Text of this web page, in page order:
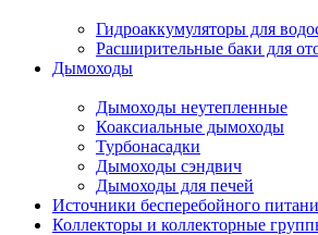
Гидроаккумуляторы для
Расширительные баки для
Дымоходы
Дымоходы неутепленные
Коаксиальные дымоходы
Турбонасадки
Дымоходы сэндвич
Дымоходы для печей
Источники бесперебойного
Коллекторы и коллекторные